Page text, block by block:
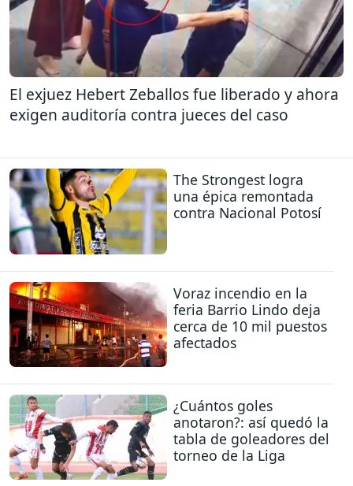
El exjuez Hebert Zeballos fue liberado y ahora
exigen auditoría contra jueces del caso
The Strongest logra
una épica remontada
contra Nacional Potosí
Voraz incendio en la
feria Barrio Lindo deja
cerca de 10 mil puestos
afectados
¿Cuántos goles
anotaron?: así quedó la
tabla de goleadores del
torneo de la Liga